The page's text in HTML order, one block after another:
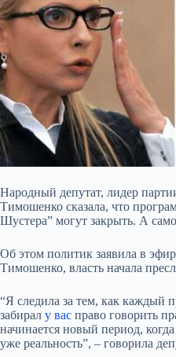
Народный депутат, лидер
Тимошенко сказала, что
Шустера” могут закрыть. А
Об этом политик заявила в
Тимошенко, власть начала
“Я следила за тем, как каждый
забирал у вас право говорить
начинается новый период,
уже реальность”, – говорила